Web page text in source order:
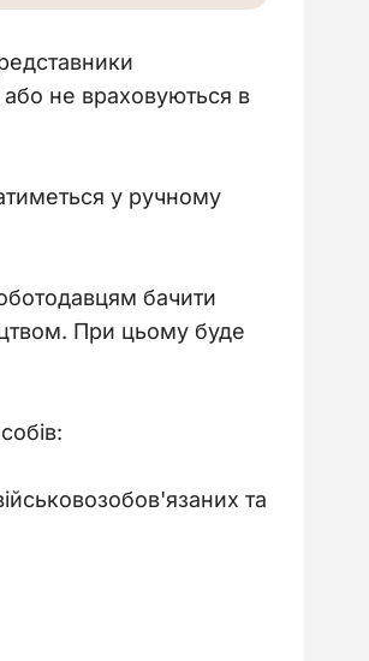
або не враховуються в
у ручному
бачити
При цьому буде
та